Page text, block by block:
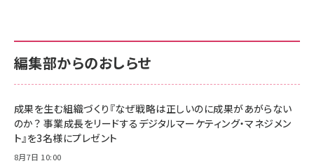
￥880
anan(アンアン)2026/06/24号 No.2500増刊
スペシャルエディション[王道エンタメの矜持／
￥1,100
anan(アンアン)2026/07/08号 No.2502[2026
サポート正規品 メーカー保証5年 KLMEA128G
NIMASO ガラスフィルム iPhone 17 用 保護フィ
すい ガイド枠付き いPhone17 (6.3インチ) 対応
2枚セット DSP25F1698
￥1,599
サポート正規品 メーカー保証5年 KLMEA128G
Amazon eギフトカード - Amazonロゴ - クラ
￥5,000
Anker PowerLine III Flow USB-C & USB-C
編集部からのおしらせ
成果を生む組織づくり『なぜ戦略は正しいのに成果があがらない
のか？ 事業成長をリードするデジタルマーケティング・マネジメン
ト』を3名様にプレゼント
8月7日 10:00